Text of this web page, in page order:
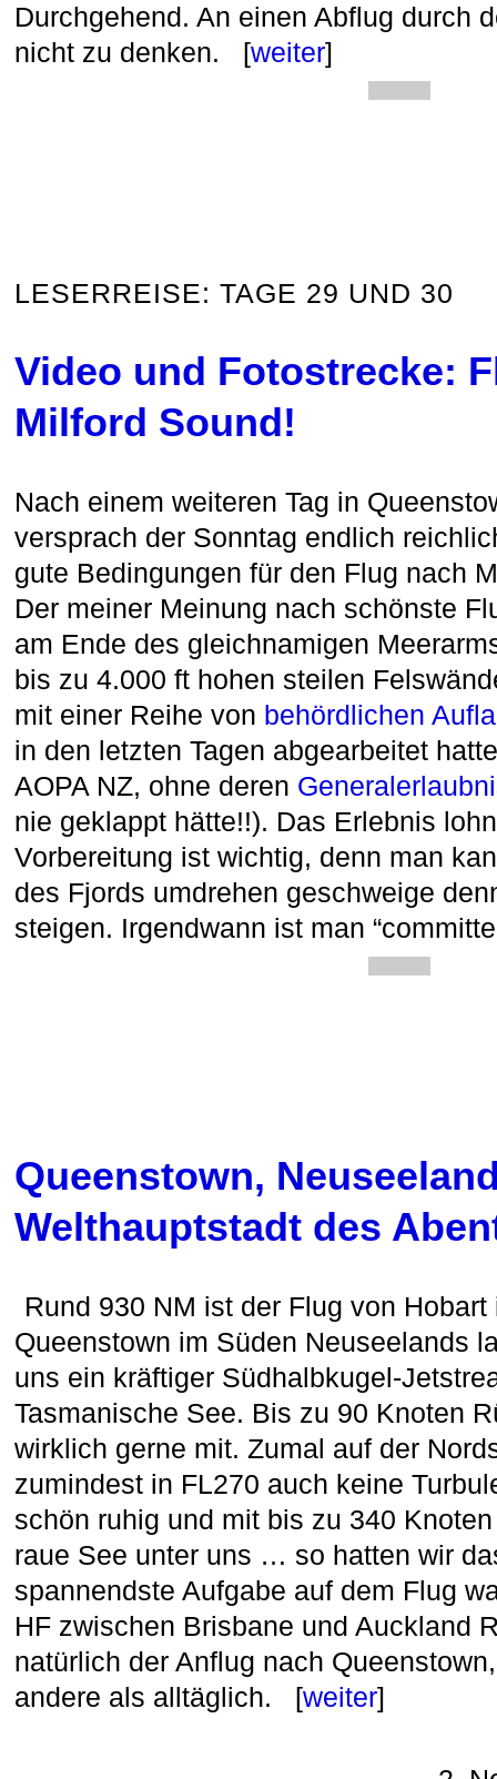
Durchgehend. An einen Abflug durch
nicht zu denken. [weiter]
LESERREISE: TAGE 29 UND 30
Video und Fotostrecke:
Milford Sound!
Nach einem weiteren Tag in
versprach der Sonntag endlich
gute Bedingungen für den Flug nach
Der meiner Meinung nach schönste
am Ende des gleichnamigen
bis zu 4.000 ft hohen steilen
mit einer Reihe von behördlichen
in den letzten Tagen abgearbeitet
AOPA NZ, ohne deren
nie geklappt hätte!!). Das Erlebnis
Vorbereitung ist wichtig, denn man
des Fjords umdrehen geschweige
steigen. Irgendwann ist man
Queenstown,
Welthauptstadt des
Rund 930 NM ist der Flug von
Queenstown im Süden Neuseelands
uns ein kräftiger Südhalbkugel-
Tasmanische See. Bis zu 90 Knoten
wirklich gerne mit. Zumal auf der
zumindest in FL270 auch keine
schön ruhig und mit bis zu 340
raue See unter uns … so hatten wir
spannendste Aufgabe auf dem Flug
HF zwischen Brisbane und Auckland
natürlich der Anflug nach
andere als alltäglich. [weiter]